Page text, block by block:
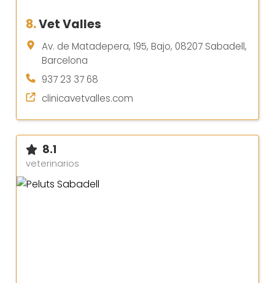
8.Vet Valles
Av. de Matadepera, 195, Bajo, 08207 Sabadell,
Barcelona
937 23 37 68
clinicavetvalles.com
8.1
veterinarios